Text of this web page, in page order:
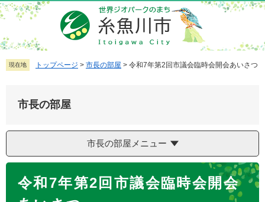
ペ
ー
ジ
の
先
メ
ニ
ュ
ー
を
本
へ
現在地 トップページ > 市長の部屋 > 令和7年第2回市議会臨時会開会あいさつ
市長の部屋
市長の部屋メニュー
令和7年第2回市議会臨時会開会